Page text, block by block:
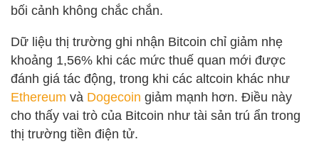
bối cảnh không chắc chắn.
Dữ liệu thị trường ghi nhận Bitcoin chỉ giảm nhẹ
khoảng 1,56% khi các mức thuế quan mới được
đánh giá tác động, trong khi các altcoin khác như
Ethereum và Dogecoin giảm mạnh hơn. Điều này
cho thấy vai trò của Bitcoin như tài sản trú ẩn trong
thị trường tiền điện tử.